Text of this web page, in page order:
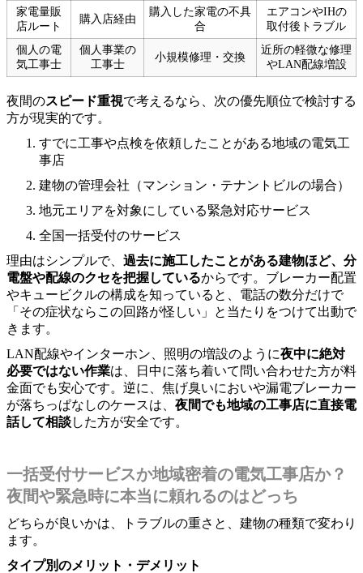
家電量販
店ルート
購入店経由
購入した家電の不具
合
エアコンやIHの
取付後トラブル
個人の電
気工事士
個人事業の
工事士
小規模修理・交換
近所の軽微な修理
やLAN配線増設
夜間のスピード重視で考えるなら、次の優先順位で検討する
方が現実的です。
すでに工事や点検を依頼したことがある地域の電気工
事店
建物の管理会社（マンション・テナントビルの場合）
地元エリアを対象にしている緊急対応サービス
全国一括受付のサービス
理由はシンプルで、 過去に施工したことがある建物ほど、分
電盤や配線のクセを把握しているからです。ブレーカー配置
やキュービクルの構成を知っていると、電話の数分だけで
「その症状ならこの回路が怪しい」と当たりをつけて出動で
きます。
LAN配線やインターホン、照明の増設のように夜中に絶対
必要ではない作業は、日中に落ち着いて問い合わせた方が料
金面でも安心です。逆に、焦げ臭いにおいや漏電ブレーカー
が落ちっぱなしのケースは、 夜間でも地域の工事店に直接電
話して相談した方が安全です。
一括受付サービスか地域密着の電気工事店か？
夜間や緊急時に本当に頼れるのはどっち
どちらが良いかは、トラブルの重さと、建物の種類で変わり
ます。
タイプ別のメリット・デメリット